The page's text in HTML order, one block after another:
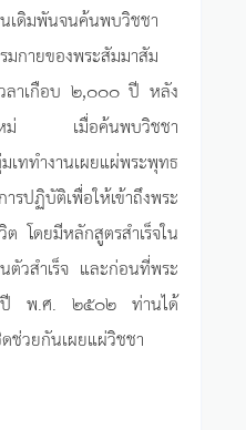
เดิมพันจนค้นพบวิชชา
มกายของพระสัมมาสัม
วลาเกือบ ๒,๐๐๐ ปี หลัง
ใหม่ เมื่อค้นพบวิชชา
ทำงานเผยแผ่พระพุทธ
ฏิบัติเพื่อให้เข้าถึงพระ
โดยมีหลักสูตรสำเร็จใน
วสำเร็จ และก่อนที่พระ
นปี พ.ศ. ๒๕๐๒ ท่านได้
ช่วยกันเผยแผ่วิชชา